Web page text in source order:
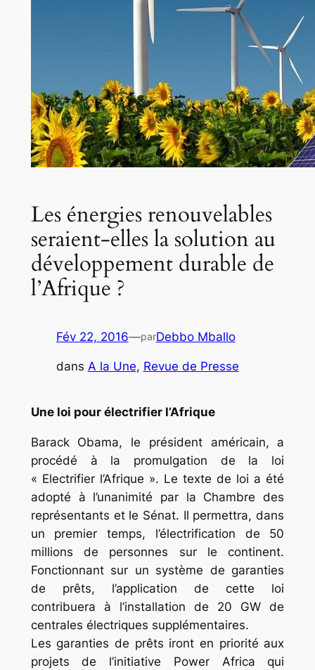
Les énergies renouvelables
seraient-elles la solution au
développement durable de
l’Afrique ?
Fév 22, 2016—parDebbo Mballo
dans A la Une, Revue de Presse
Une loi pour électrifier l’Afrique
Barack Obama, le président américain, a
procédé à la promulgation de la loi
« Electrifier l’Afrique ». Le texte de loi a été
adopté à l’unanimité par la Chambre des
représentants et le Sénat. Il permettra, dans
un premier temps, l’électrification de 50
millions de personnes sur le continent.
Fonctionnant sur un système de garanties
de prêts, l’application de cette loi
contribuera à l’installation de 20 GW de
centrales électriques supplémentaires.
Les garanties de prêts iront en priorité aux
projets de l’initiative Power Africa qui